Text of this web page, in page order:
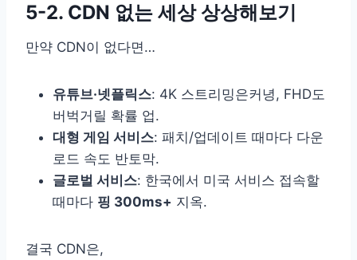
5-2. CDN 없는 세상 상상해보기
만약 CDN이 없다면…
유튜브·넷플릭스: 4K 스트리밍은커녕, FHD도
버벅거릴 확률 업.
대형 게임 서비스: 패치/업데이트 때마다 다운
로드 속도 반토막.
글로벌 서비스: 한국에서 미국 서비스 접속할
때마다 핑 300ms+ 지옥.
결국 CDN은,